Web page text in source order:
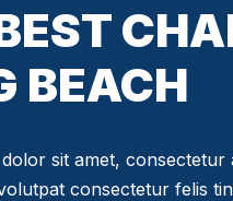
BEACH
sit amet, consectetur
consectetur felis